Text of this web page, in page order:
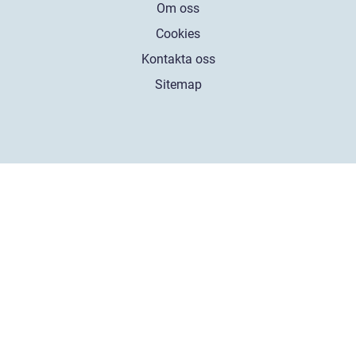
Om oss
Cookies
Kontakta oss
Sitemap